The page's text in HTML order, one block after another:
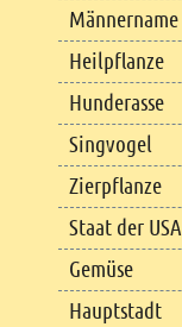
Männername
Heilpflanze
Hunderasse
Singvogel
Zierpflanze
Staat der USA
Gemüse
Hauptstadt